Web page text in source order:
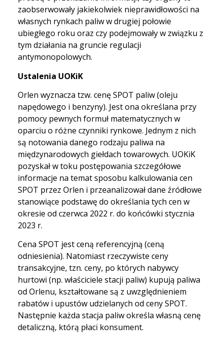
zaobserwowały jakiekolwiek nieprawidłowości na
własnych rynkach paliw w drugiej połowie
ubiegłego roku oraz czy podejmowały w związku z
tym działania na gruncie regulacji
antymonopolowych.
Ustalenia UOKiK
Orlen wyznacza tzw. cenę SPOT paliw (oleju
napędowego i benzyny). Jest ona określana przy
pomocy pewnych formuł matematycznych w
oparciu o różne czynniki rynkowe. Jednym z nich
są notowania danego rodzaju paliwa na
międzynarodowych giełdach towarowych. UOKiK
pozyskał w toku postępowania szczegółowe
informacje na temat sposobu kalkulowania cen
SPOT przez Orlen i przeanalizował dane źródłowe
stanowiące podstawę do określania tych cen w
okresie od czerwca 2022 r. do końcówki stycznia
2023 r.
Cena SPOT jest ceną referencyjną (ceną
odniesienia). Natomiast rzeczywiste ceny
transakcyjne, tzn. ceny, po których nabywcy
hurtowi (np. właściciele stacji paliw) kupują paliwa
od Orlenu, kształtowane są z uwzględnieniem
rabatów i upustów udzielanych od ceny SPOT.
Następnie każda stacja paliw określa własną cenę
detaliczną, którą płaci konsument.